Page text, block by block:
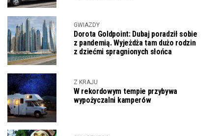
GWIAZDY
Dorota Goldpoint: Dubaj poradził sobie
z pandemią. Wyjeżdża tam dużo rodzin
z dziećmi spragnionych słońca
Z KRAJU
W rekordowym tempie przybywa
wypożyczalni kamperów